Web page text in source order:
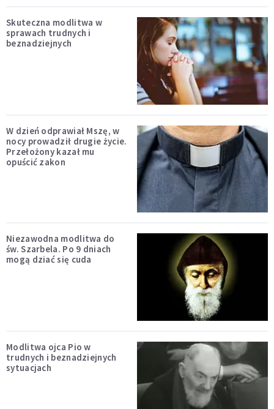
Skuteczna modlitwa w
sprawach trudnych i
beznadziejnych
W dzień odprawiał Mszę, w
nocy prowadził drugie życie.
Przełożony kazał mu
opuścić zakon
Niezawodna modlitwa do
św. Szarbela. Po 9 dniach
mogą dziać się cuda
Modlitwa ojca Pio w
trudnych i beznadziejnych
sytuacjach